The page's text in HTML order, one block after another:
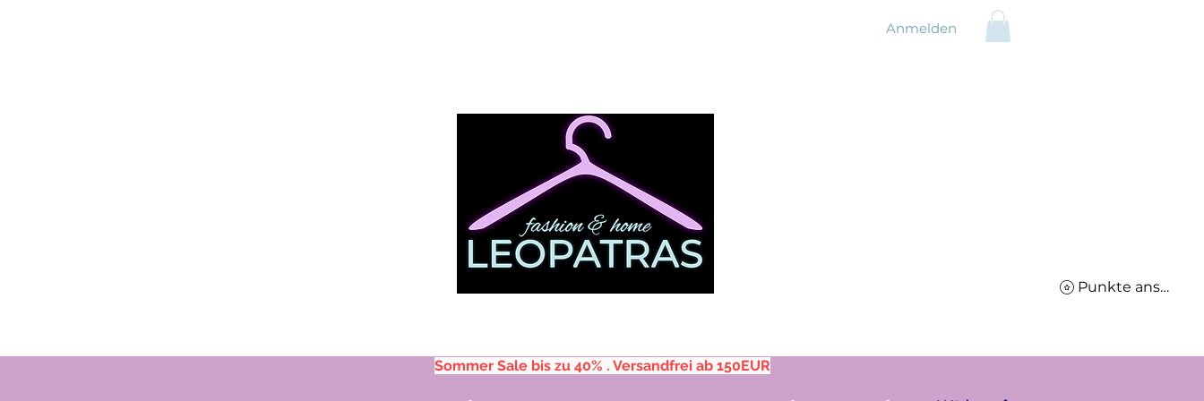
Anmelden
Punkte ansehen
Sommer Sale bis zu 40% . Versandfrei ab 150EUR